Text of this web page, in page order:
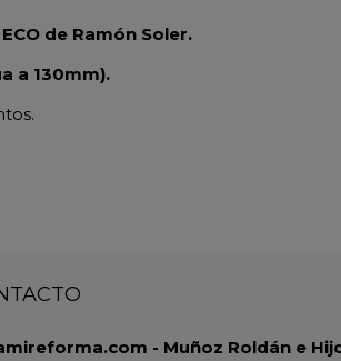
de Ramón Soler.
a 130mm).
- Muñoz Roldán e